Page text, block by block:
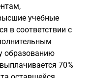
учебные
в соответствии с
образованию
70%